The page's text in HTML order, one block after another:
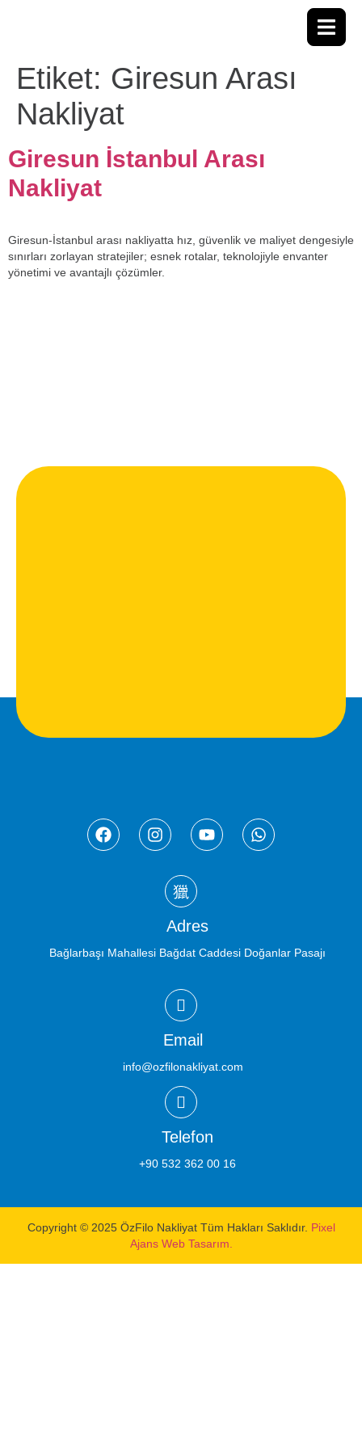
Etiket: Giresun Arası
Nakliyat
Giresun İstanbul Arası
Nakliyat
Giresun-İstanbul arası nakliyatta hız, güvenlik ve maliyet dengesiyle
sınırları zorlayan stratejiler; esnek rotalar, teknolojiyle envanter
yönetimi ve avantajlı çözümler.
Adres
Bağlarbaşı Mahallesi Bağdat Caddesi Doğanlar Pasajı
Email
info@ozfilonakliyat.com
Telefon
+90 532 362 00 16
Copyright © 2025 ÖzFilo Nakliyat Tüm Hakları Saklıdır. Pixel
Ajans Web Tasarım.